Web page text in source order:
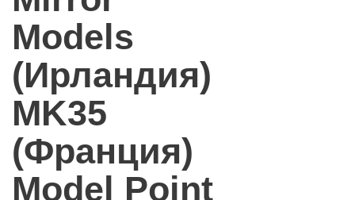
Models
(Ирландия)
MK35
(Франция)
Model Point